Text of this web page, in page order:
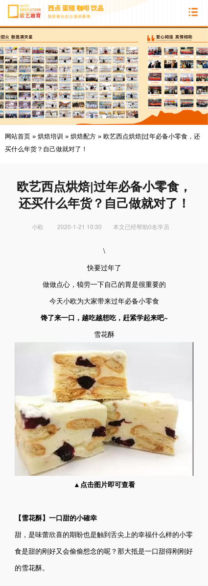
网站首页 » 烘焙培训 » 烘焙配方 » 欧艺西点烘焙|过年必备小零食，还
买什么年货？自己做就对了！
欧艺西点烘焙|过年必备小零食，
还买什么年货？自己做就对了！
小欧 2020-1-21 10:30 本文已经帮助0名学员
\
快要过年了
做做点心，犒劳一下自己的胃是很重要的
今天小欧为大家带来过年必备小零食
馋了来一口，越吃越想吃，赶紧学起来吧~
雪花酥
▲点击图片即可查看
【雪花酥】一口甜的小確幸
甜，是味蕾欣喜的期盼也是触到舌尖上的幸福什么样的小零
食是甜的刚好又会偷偷想念的呢？那大抵是一口甜得刚刚好
的雪花酥。